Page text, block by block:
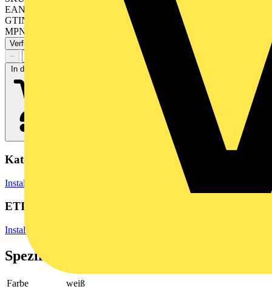
EAN: 4250184131670
GTIN: 14250184131677
MPN: 130B11D21102-E
Verfügbar: 2 Händler
−
+
In den Warenkorb
Kategorien
Installationsmaterial & Zubehör Steckdosen & Schalter
ETIM Group
Installationsmaterial Kommunikationsnetze DNT/FNT
Spezifikationen
Farbe
weiß